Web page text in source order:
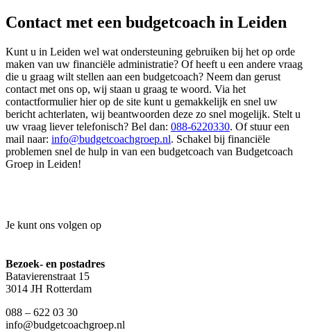
Contact met een budgetcoach in Leiden
Kunt u in Leiden wel wat ondersteuning gebruiken bij het op orde
maken van uw financiële administratie? Of heeft u een andere vraag
die u graag wilt stellen aan een budgetcoach? Neem dan gerust
contact met ons op, wij staan u graag te woord. Via het
contactformulier hier op de site kunt u gemakkelijk en snel uw
bericht achterlaten, wij beantwoorden deze zo snel mogelijk. Stelt u
uw vraag liever telefonisch? Bel dan: 088-6220330. Of stuur een
mail naar: info@budgetcoachgroep.nl. Schakel bij financiële
problemen snel de hulp in van een budgetcoach van Budgetcoach
Groep in Leiden!
Je kunt ons volgen op
Bezoek- en postadres
Batavierenstraat 15
3014 JH Rotterdam
088 – 622 03 30
info@budgetcoachgroep.nl